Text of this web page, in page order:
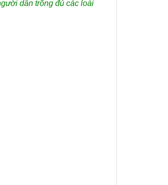
dân trồng đủ các loài